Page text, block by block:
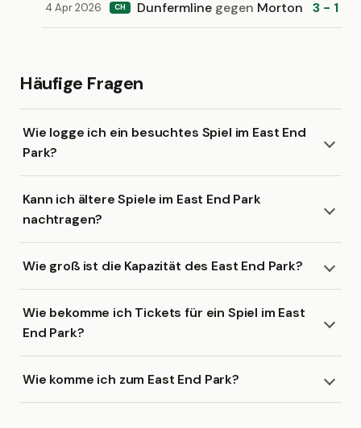
4 Apr 2026 CH Dunfermline gegen Morton 3 - 1
Häufige Fragen
Wie logge ich ein besuchtes Spiel im East End
Park?
Kann ich ältere Spiele im East End Park
nachtragen?
Wie groß ist die Kapazität des East End Park?
Wie bekomme ich Tickets für ein Spiel im East
End Park?
Wie komme ich zum East End Park?